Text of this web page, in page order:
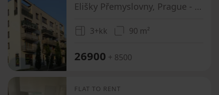
Elišky Přemyslovny, Prague - Zbraslav
3+kk 90 m²
26900 + 8500
FLAT TO RENT